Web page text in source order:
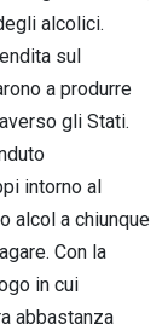
alcolici.
sul
a produrre
gli Stati.
intorno al
alcol a chiunque
Con la
in cui
abbastanza